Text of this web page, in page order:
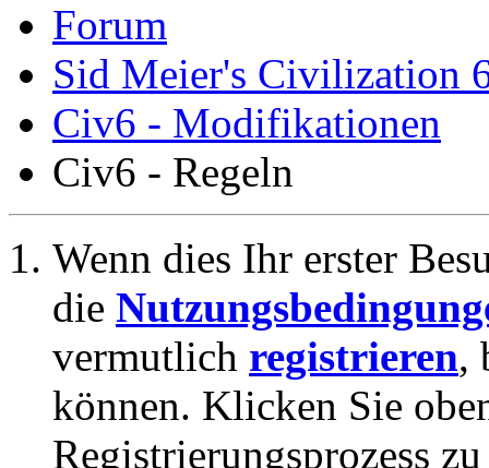
Forum
Sid Meier's Civilization
Civ6 - Modifikationen
Civ6 - Regeln
Wenn dies Ihr erster
die
vermutlich registrieren,
können. Klicken Sie
Registrierungsprozess